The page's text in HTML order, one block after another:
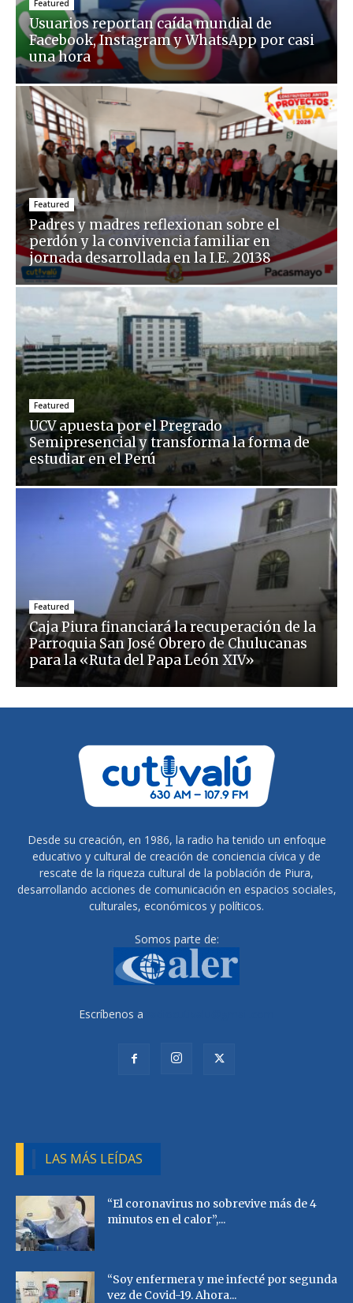
Featured
Usuarios reportan caída mundial de
Facebook, Instagram y WhatsApp por casi
una hora
Featured
Padres y madres reflexionan sobre el
perdón y la convivencia familiar en
jornada desarrollada en la I.E. 20138
Featured
UCV apuesta por el Pregrado
Semipresencial y transforma la forma de
estudiar en el Perú
Featured
Caja Piura financiará la recuperación de la
Parroquia San José Obrero de Chulucanas
para la «Ruta del Papa León XIV»
Desde su creación, en 1986, la radio ha tenido un enfoque
educativo y cultural de creación de conciencia cívica y de
rescate de la riqueza cultural de la población de Piura,
desarrollando acciones de comunicación en espacios sociales,
culturales, económicos y políticos.
Somos parte de:
Escríbenos a
LAS MÁS LEÍDAS
“El coronavirus no sobrevive más de 4
minutos en el calor”,...
“Soy enfermera y me infecté por segunda
vez de Covid-19. Ahora...